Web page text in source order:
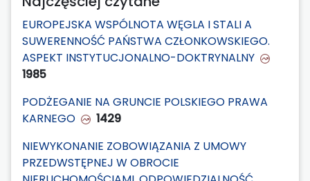
EUROPEJSKA WSPÓLNOTA WĘGLA I STALI A
SUWERENNOŚĆ PAŃSTWA CZŁONKOWSKIEGO.
ASPEKT INSTYTUCJONALNO-DOKTRYNALNY
1985
PODŻEGANIE NA GRUNCIE POLSKIEGO PRAWA
KARNEGO
1429
NIEWYKONANIE ZOBOWIĄZANIA Z UMOWY
PRZEDWSTĘPNEJ W OBROCIE